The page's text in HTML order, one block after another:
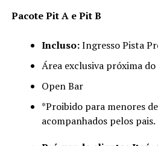
Pacote Pit A e Pit B
Incluso:Ingresso Pista
Área exclusiva próxima
Open Bar
*Proibido para menores
acompanhados pelos pais.